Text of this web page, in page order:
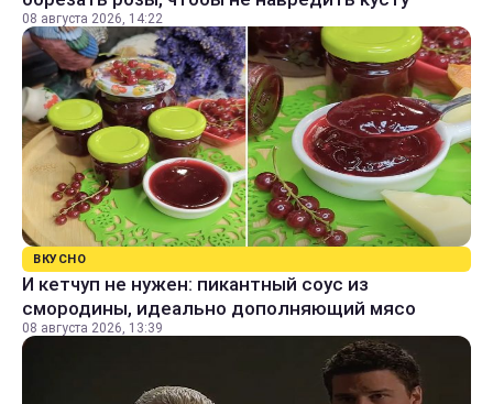
08 августа 2026, 14:22
ВКУСНО
И кетчуп не нужен: пикантный соус из
смородины, идеально дополняющий мясо
08 августа 2026, 13:39